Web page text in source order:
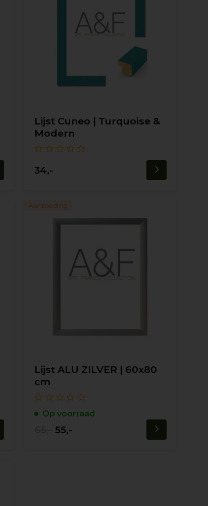
Lijst Cuneo | Turquoise &
Modern
34,-
Aanbieding
Lijst ALU ZILVER | 60x80
cm
Op voorraad
55,-